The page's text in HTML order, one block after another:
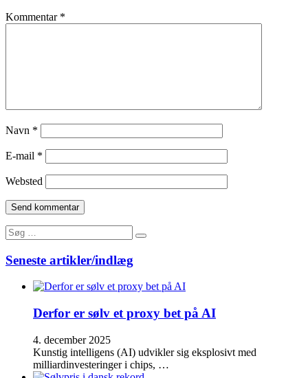
Kommentar *
Navn *
E-mail *
Websted
Search
for:
Search
Seneste artikler/indlæg
Derfor er sølv et proxy bet på AI
4. december 2025
Kunstig intelligens (AI) udvikler sig eksplosivt med
milliardinvesteringer i chips, …